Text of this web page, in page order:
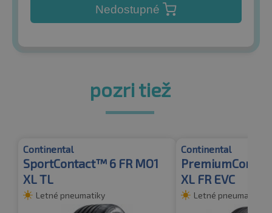
Nedostupné
pozri tiež
Continental
SportContact™ 6 FR MO1
XL TL
Letné pneumatiky
Continental
XL FR EVC
Letné pneumatiky